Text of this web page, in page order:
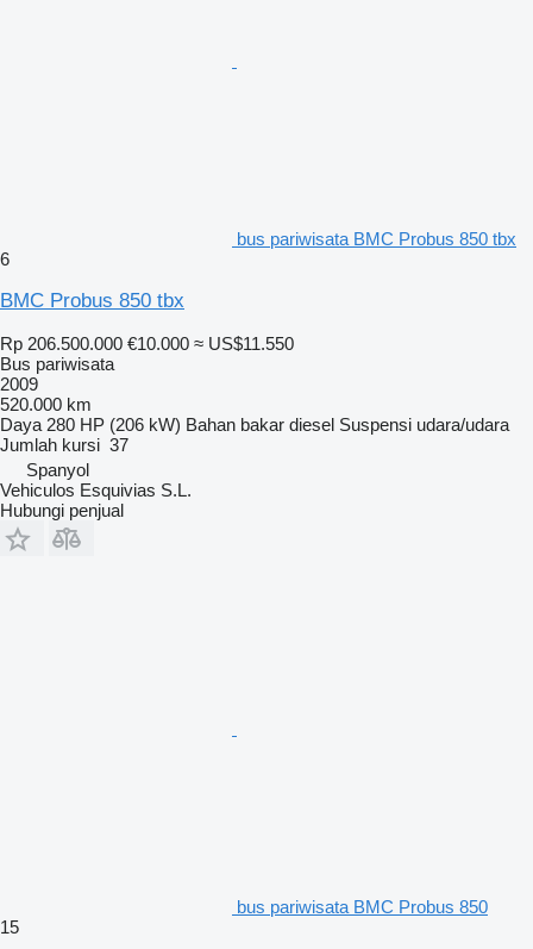
bus pariwisata BMC Probus 850 tbx
6
BMC Probus 850 tbx
Rp 206.500.000 €10.000 ≈ US$11.550
Bus pariwisata
2009
520.000 km
Daya 280 HP (206 kW) Bahan bakar diesel Suspensi udara/udara
Jumlah kursi 37
Spanyol
Vehiculos Esquivias S.L.
Hubungi penjual
bus pariwisata BMC Probus 850
15